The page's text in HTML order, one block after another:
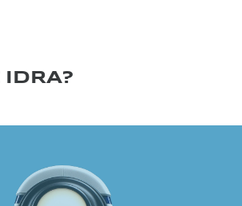
IDRA?